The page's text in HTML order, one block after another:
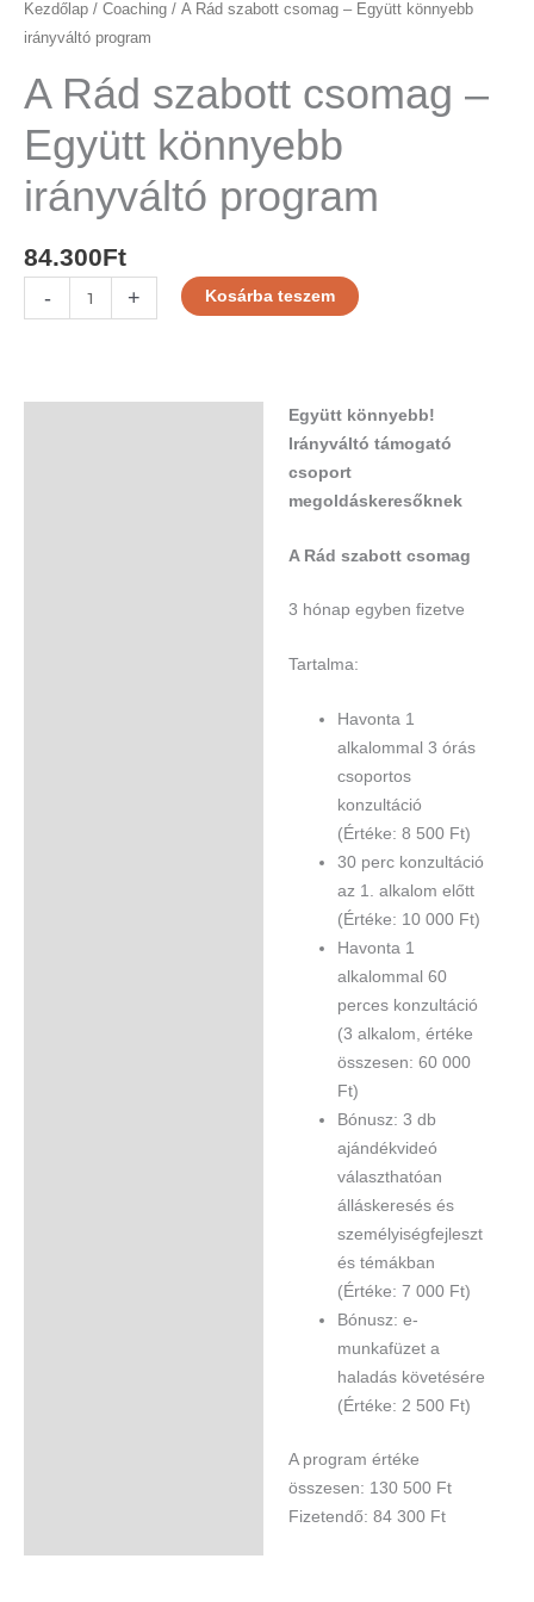
Kezdőlap / Coaching / A Rád szabott csomag – Együtt könnyebb
irányváltó program
A Rád szabott csomag –
Együtt könnyebb
irányváltó program
84.300Ft
- + Kosárba teszem
Együtt könnyebb!
Irányváltó támogató
csoport
megoldáskeresőknek​
A Rád szabott csomag
3 hónap egyben fizetve
Tartalma:
Havonta 1
alkalommal 3 órás
csoportos
konzultáció
(Értéke: 8 500 Ft)
30 perc konzultáció
az 1. alkalom előtt
(Értéke: 10 000 Ft)​
Havonta 1
alkalommal 60
perces konzultáció
(3 alkalom, értéke
összesen: 60 000
Ft)​
Bónusz: 3 db
ajándékvideó
választhatóan
álláskeresés és
személyiségfejleszt
és témákban
(Értéke: 7 000 Ft)​
Bónusz: e-
munkafüzet a
haladás követésére
(Értéke: 2 500 Ft)
A program értéke
összesen: 130 500 Ft
Fizetendő: 84 300 Ft